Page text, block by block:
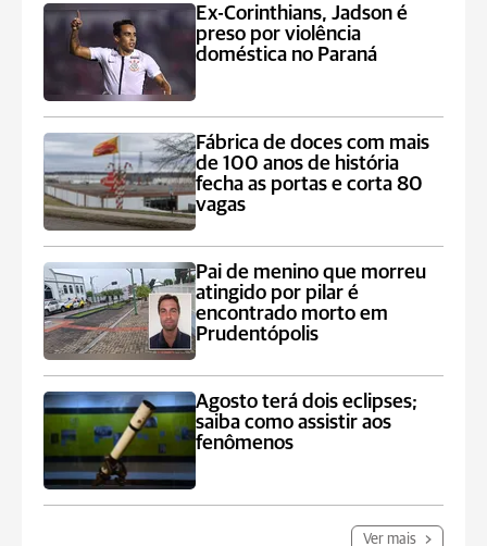
Ex-Corinthians, Jadson é
preso por violência
doméstica no Paraná
Fábrica de doces com mais
de 100 anos de história
fecha as portas e corta 80
vagas
Pai de menino que morreu
atingido por pilar é
encontrado morto em
Prudentópolis
Agosto terá dois eclipses;
saiba como assistir aos
fenômenos
Ver mais